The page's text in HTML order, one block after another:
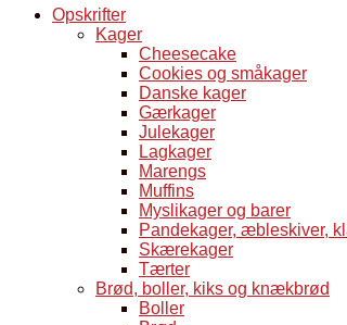
Opskrifter
Kager
Cheesecake
Cookies og småkager
Danske kager
Gærkager
Julekager
Lagkager
Marengs
Muffins
Myslikager og barer
Pandekager, æbleskiver,
Skærekager
Tærter
Brød, boller, kiks og knækbrød
Boller